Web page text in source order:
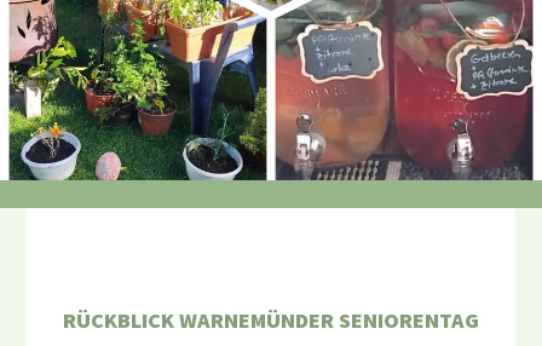
RÜCKBLICK WARNEMÜNDER SENIORENTAG